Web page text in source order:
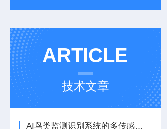
ARTICLE
技术文章
AI鸟类监测识别系统的多传感融合技术与行业应用